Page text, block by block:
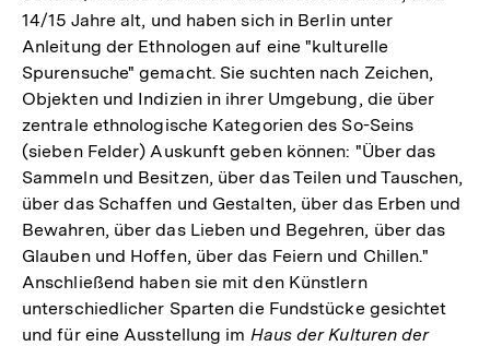
14/15 Jahre alt, und haben sich in Berlin unter
Anleitung der Ethnologen auf eine "kulturelle
Spurensuche" gemacht. Sie suchten nach Zeichen,
Objekten und Indizien in ihrer Umgebung, die über
zentrale ethnologische Kategorien des So-Seins
(sieben Felder) Auskunft geben können: "Über das
Sammeln und Besitzen, über das Teilen und Tauschen,
über das Schaffen und Gestalten, über das Erben und
Bewahren, über das Lieben und Begehren, über das
Glauben und Hoffen, über das Feiern und Chillen."
Anschließend haben sie mit den Künstlern
unterschiedlicher Sparten die Fundstücke gesichtet
und für eine Ausstellung im Haus der Kulturen der